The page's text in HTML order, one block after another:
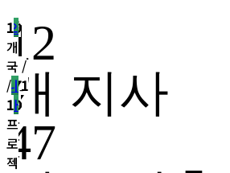
남
아
메
리
카
5
개
국
/
8
프
로
젝
10
개
국
/
20
프
로
젝
유
럽
북
아
메
리
카
6
개
국
/
7
프
로
젝
아
시
아
아
프
리
카
1
개
국
/
1
프
로
젝
29
개
국 /
171
프
로
젝
트
오
세
아
니
아
1
개
국
/
1
프
로
젝
남
아
메
리
카
5
개
국
/
8
프
로
젝
10
개
국
/
20
프
로
젝
유
럽
북
아
메
리
카
6
개
국
/
7
프
로
젝
아
시
아
아
프
리
카
1
개
국
/
1
프
로
젝
29
개
국 /
171
프
로
젝
트
오
세
아
니
아
1
개
국
/
1
프
로
젝
남
아
메
리
카
5
개
국
/
8
프
로
젝
10
개
국
/
20
프
로
젝
유
럽
북
아
메
리
카
6
개
국
/
7
프
로
젝
아
시
아
아
프
리
카
1
개
국
/
1
프
로
젝
29
개
국 /
171
프
로
젝
트
오
세
아
니
아
1
개
국
/
1
프
로
젝
남
아
메
리
카
5
개
국
/
8
프
로
젝
10
개
국
/
20
프
로
젝
유
럽
북
아
메
리
카
6
개
국
/
7
프
로
젝
아
시
아
아
프
리
카
1
개
국
/
1
프
로
젝
29
개
국 /
171
프
로
젝
트
오
세
아
니
아
1
개
국
/
1
프
로
젝
남
아
메
리
카
5
개
국
/
8
프
로
젝
10
개
국
/
20
프
로
젝
유
럽
북
아
메
리
카
6
개
국
/
7
프
로
젝
아
시
아
아
프
리
카
1
개
국
/
1
프
로
젝
29
개
국 /
171
프
로
젝
트
오
세
아
니
아
1
개
국
/
1
프
로
젝
남
아
메
리
카
5
개
국
/
8
프
로
젝
10
개
국
/
20
프
로
젝
유
럽
북
아
메
리
카
6
개
국
/
7
프
로
젝
아
시
아
아
프
리
카
1
개
국
/
1
프
로
젝
29
개
국 /
171
프
로
젝
트
오
세
아
니
아
1
개
국
/
1
프
로
젝
12
개 지사
47